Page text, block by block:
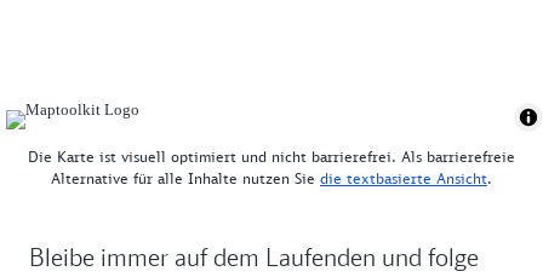
Die Karte ist visuell optimiert und nicht barrierefrei. Als barrierefreie
Alternative für alle Inhalte nutzen Sie die textbasierte Ansicht.
Bleibe immer auf dem Laufenden und folge